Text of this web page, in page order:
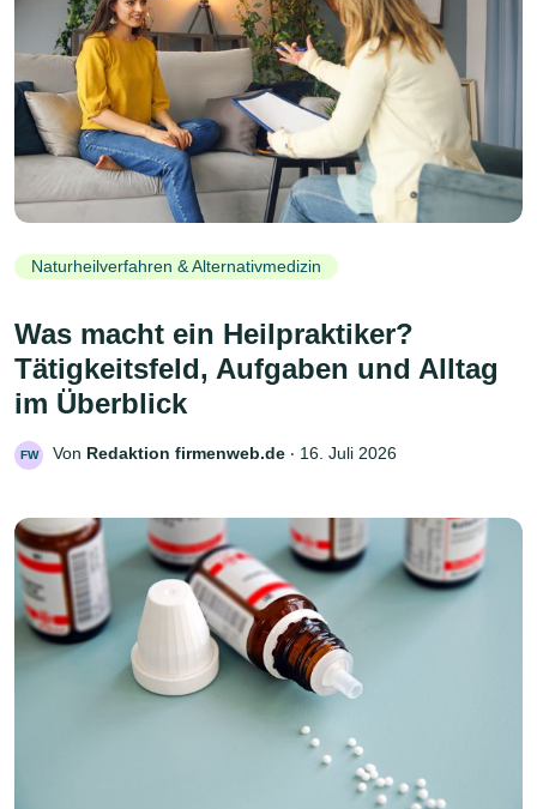
Naturheilverfahren & Alternativmedizin
Was macht ein Heilpraktiker?
Tätigkeitsfeld, Aufgaben und Alltag
im Überblick
FW Von Redaktion firmenweb.de ‧ 16. Juli 2026